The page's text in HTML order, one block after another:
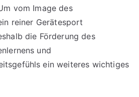
vom Image des
reiner Gerätesport
die Förderung des
und
ein weiteres wichtiges